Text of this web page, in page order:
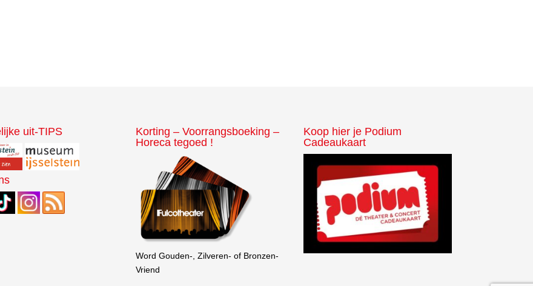
uit-TIPS
Korting – Voorrangsboeking –
Horeca tegoed !
Word Gouden-, Zilveren- of Bronzen-
Vriend
Koop hier je Podium
Cadeaukaart